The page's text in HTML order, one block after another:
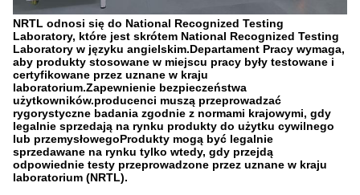
NRTL odnosi się do National Recognized Testing
Laboratory, które jest skrótem National Recognized Testing
Laboratory w języku angielskim.Departament Pracy wymaga,
aby produkty stosowane w miejscu pracy były testowane i
certyfikowane przez uznane w kraju
laboratorium.Zapewnienie bezpieczeństwa
użytkowników.producenci muszą przeprowadzać
rygorystyczne badania zgodnie z normami krajowymi, gdy
legalnie sprzedają na rynku produkty do użytku cywilnego
lub przemysłowegoProdukty mogą być legalnie
sprzedawane na rynku tylko wtedy, gdy przejdą
odpowiednie testy przeprowadzone przez uznane w kraju
laboratorium (NRTL).